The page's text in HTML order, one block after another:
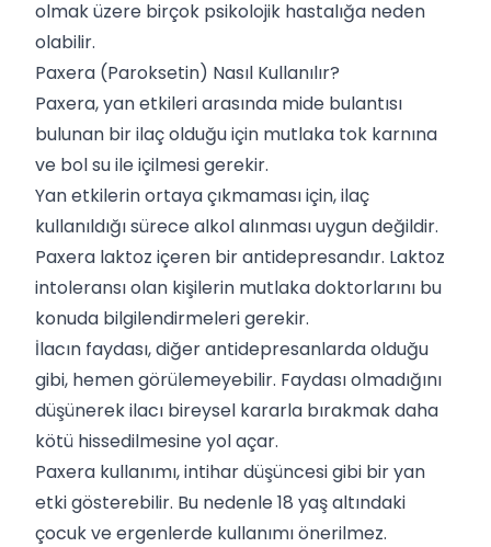
olmak üzere birçok psikolojik hastalığa neden
olabilir.
Paxera (Paroksetin) Nasıl Kullanılır?
Paxera, yan etkileri arasında mide bulantısı
bulunan bir ilaç olduğu için mutlaka tok karnına
ve bol su ile içilmesi gerekir.
Yan etkilerin ortaya çıkmaması için, ilaç
kullanıldığı sürece alkol alınması uygun değildir.
Paxera laktoz içeren bir antidepresandır. Laktoz
intoleransı olan kişilerin mutlaka doktorlarını bu
konuda bilgilendirmeleri gerekir.
İlacın faydası, diğer antidepresanlarda olduğu
gibi, hemen görülemeyebilir. Faydası olmadığını
düşünerek ilacı bireysel kararla bırakmak daha
kötü hissedilmesine yol açar.
Paxera kullanımı, intihar düşüncesi gibi bir yan
etki gösterebilir. Bu nedenle 18 yaş altındaki
çocuk ve ergenlerde kullanımı önerilmez.